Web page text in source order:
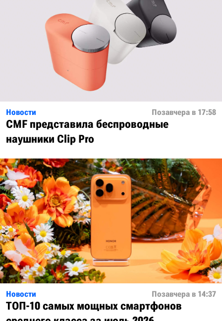
Новости Позавчера в 17:58
CMF представила беспроводные
наушники Clip Pro
Новости Позавчера в 14:37
ТОП-10 самых мощных смартфонов